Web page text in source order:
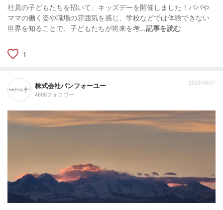
社員の子どもたちを招いて、キッズデーを開催しました！パパや
ママの働く姿や職場の雰囲気を感じ、学校などでは体験できない
世界を知ることで、子どもたちが将来を考...記事を読む
1
株式会社パンフォーユー
4686フォロワー
2023/04/07